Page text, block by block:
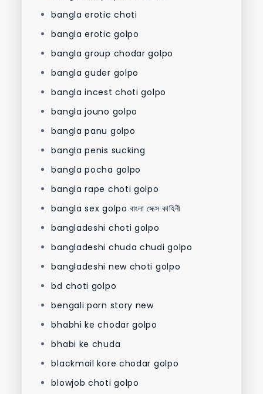
bangla erotic choti
bangla erotic golpo
bangla group chodar golpo
bangla guder golpo
bangla incest choti golpo
bangla jouno golpo
bangla panu golpo
bangla penis sucking
bangla pocha golpo
bangla rape choti golpo
bangla sex golpo বাংলা সেক্স কাহিনী
bangladeshi choti golpo
bangladeshi chuda chudi golpo
bangladeshi new choti golpo
bd choti golpo
bengali porn story new
bhabhi ke chodar golpo
bhabi ke chuda
blackmail kore chodar golpo
blowjob choti golpo